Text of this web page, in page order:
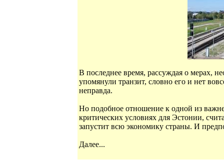
В последнее время, рассуждая о мерах,
упомянули транзит, словно его и нет
неправда.
Но подобное отношение к одной из
критических условиях для Эстонии,
запустит всю экономику страны. И
Далее...